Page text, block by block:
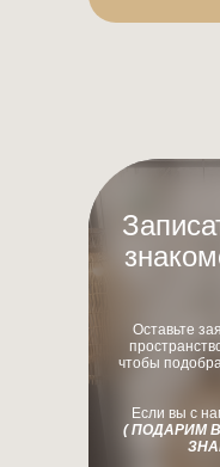
Оставьте
чтобы
Если вы с
( ПОДАРИМ